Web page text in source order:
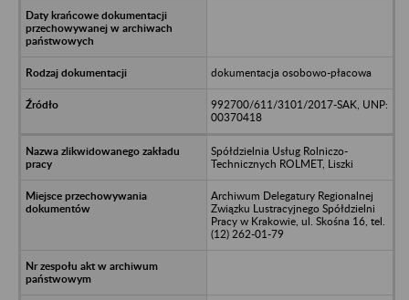
dokumentacja osobowo-płacowa
992700/611/3101/2017-SAK, UNP:
00370418
Spółdzielnia Usług Rolniczo-
Technicznych ROLMET, Liszki
Archiwum Delegatury Regionalnej
Związku Lustracyjnego Spółdzielni
Pracy w Krakowie, ul. Skośna 16, tel.
(12) 262-01-79